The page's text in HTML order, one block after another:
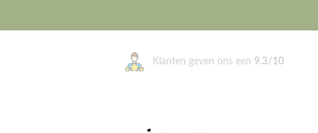
Klanten geven ons een9.3/10